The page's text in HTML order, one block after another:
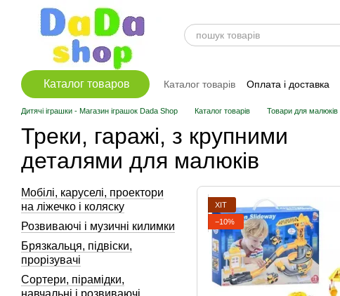
Перейти до основного контенту
Каталог товаров Каталог товарів Оплата і доставка
Дитячі іграшки - Магазин іграшок Dada Shop Каталог товарів Товари для малюків
Треки, гаражі, з крупними
деталями для малюків
ХІТ
−10%
Мобілі, каруселі, проектори
на ліжечко і коляску
Розвиваючі і музичні килимки
Брязкальця, підвіски,
прорізувачі
Сортери, пірамідки,
навчальні і розвиваючі